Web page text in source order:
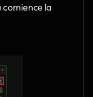
comience la